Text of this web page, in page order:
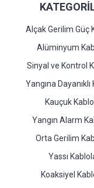
Alçak Gerilim Güç
Alüminyum
Sinyal ve Kontrol
Yangına
Kauçuk
Yangın Alarm
Orta Gerilim
Yassı
Koaksiyel